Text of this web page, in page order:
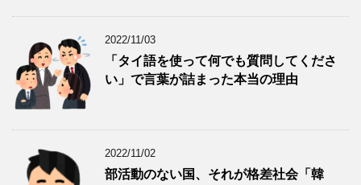
2022/11/03
「タイ語を使って何でも質問してくださ
い」で言葉が詰まった本当の理由
2022/11/02
部活動のない国、それが格差社会「韓